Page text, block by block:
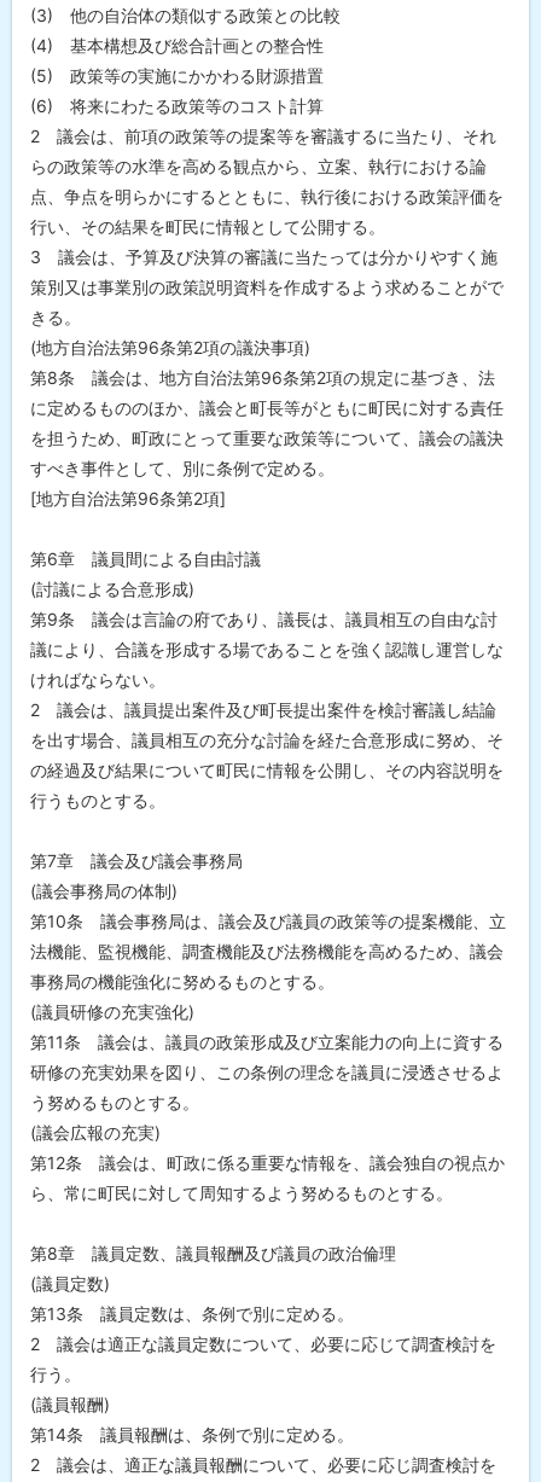
(3) 他の自治体の類似する政策との比較
(4) 基本構想及び総合計画との整合性
(5) 政策等の実施にかかわる財源措置
(6) 将来にわたる政策等のコスト計算
2 議会は、前項の政策等の提案等を審議するに当たり、それ
らの政策等の水準を高める観点から、立案、執行における論
点、争点を明らかにするとともに、執行後における政策評価を
行い、その結果を町民に情報として公開する。
3 議会は、予算及び決算の審議に当たっては分かりやすく施
策別又は事業別の政策説明資料を作成するよう求めることがで
きる。
(地方自治法第96条第2項の議決事項)
第8条 議会は、地方自治法第96条第2項の規定に基づき、法
に定めるもののほか、議会と町長等がともに町民に対する責任
を担うため、町政にとって重要な政策等について、議会の議決
すべき事件として、別に条例で定める。
[地方自治法第96条第2項]
第6章 議員間による自由討議
(討議による合意形成)
第9条 議会は言論の府であり、議長は、議員相互の自由な討
議により、合議を形成する場であることを強く認識し運営しな
ければならない。
2 議会は、議員提出案件及び町長提出案件を検討審議し結論
を出す場合、議員相互の充分な討論を経た合意形成に努め、そ
の経過及び結果について町民に情報を公開し、その内容説明を
行うものとする。
第7章 議会及び議会事務局
(議会事務局の体制)
第10条 議会事務局は、議会及び議員の政策等の提案機能、立
法機能、監視機能、調査機能及び法務機能を高めるため、議会
事務局の機能強化に努めるものとする。
(議員研修の充実強化)
第11条 議会は、議員の政策形成及び立案能力の向上に資する
研修の充実効果を図り、この条例の理念を議員に浸透させるよ
う努めるものとする。
(議会広報の充実)
第12条 議会は、町政に係る重要な情報を、議会独自の視点か
ら、常に町民に対して周知するよう努めるものとする。
第8章 議員定数、議員報酬及び議員の政治倫理
(議員定数)
第13条 議員定数は、条例で別に定める。
2 議会は適正な議員定数について、必要に応じて調査検討を
行う。
(議員報酬)
第14条 議員報酬は、条例で別に定める。
2 議会は、適正な議員報酬について、必要に応じ調査検討を